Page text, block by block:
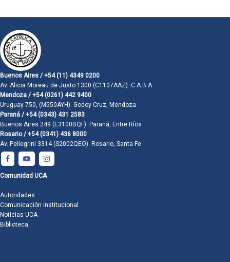
Buenos Aires / +54 (11) 4349 0200
Av. Alicia Moreau de Justo 1300 (C1107AAZ). C.A.B.A.
Mendoza / +54 (0261) 442 9400
Uruguay 750, (M550AYH). Godoy Cruz, Mendoza
Paraná / +54 (0343) 431 2583
Buenos Aires 249 (E3100BQF). Paraná, Entre Ríos
Rosario / +54 (0341) 436 8000
Av. Pellegrini 3314 (S2002QEO). Rosario, Santa Fe
Comunidad UCA
Autoridades
Comunicación institucional
Noticias UCA
Biblioteca